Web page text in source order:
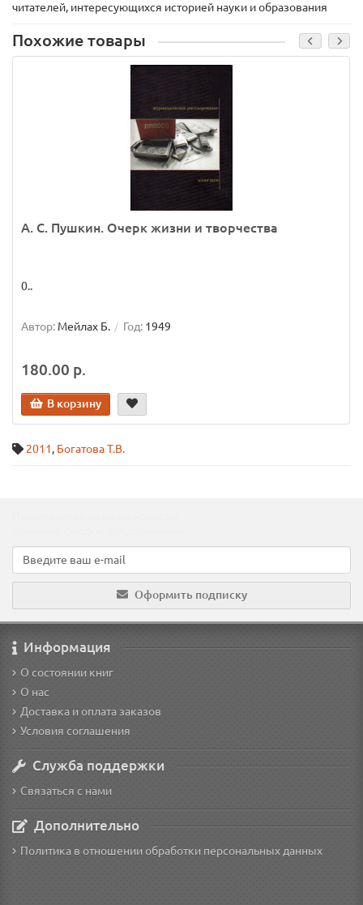
читателей, интересующихся историей науки и образования
Похожие товары
А. С. Пушкин. Очерк жизни и творчества
0..
Автор: Мейлах Б. Год: 1949
180.00 р.
В корзину
2011, Богатова Т.В.
Оформить подписку
Информация
О состоянии книг
О нас
Доставка и оплата заказов
Условия соглашения
Служба поддержки
Связаться с нами
Дополнительно
Политика в отношении обработки персональных данных